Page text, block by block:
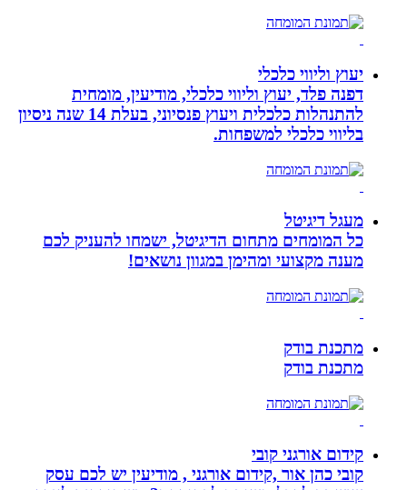
יעוץ וליווי כלכלי
דפנה פלד, יעוץ וליווי כלכלי, מודיעין, מומחית
להתנהלות כלכלית ויעוץ פנסיוני, בעלת 14 שנה ניסיון
בליווי כלכלי למשפחות.
מעגל דיגיטל
כל המומחים מתחום הדיגיטל, ישמחו להעניק לכם
מענה מקצועי ומהימן במגוון נושאים!
מתכנת בודק
מתכנת בודק
קידום אורגני קובי
קובי כהן אור ,קידום אורגני , מודיעין יש לכם עסק